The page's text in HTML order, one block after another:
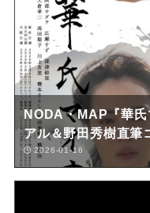
NODA・MAP『華氏
アル＆野田秀樹直筆
2026-01-16